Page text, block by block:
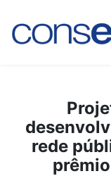
rede